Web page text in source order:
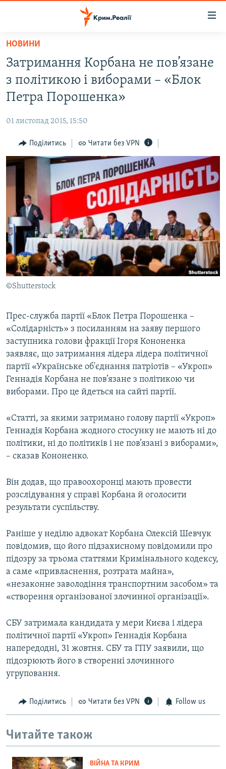
Перейти
основного
матеріалу
Перейти
до
основної
Перейти
до
пошуку
ВОДА.КРИМ
ВІДЕО ТА ФОТО
БЛОГИ
ПОГЛЯД
ІНТЕРВ'Ю
ВСЕ ЗА ДЕНЬ
СПЕЦПРОЕКТИ
ДЕПОРТАЦІЯ
ВІДЕОУРОКИ «ELIFBE»
СВІДЧЕННЯ ОКУПАЦІЇ
УКРАЇНСЬКА ПРОБЛЕМА КРИМУ
ІНФОГРАФІКА
ЯК ОБІЙТИ БЛОКУВАННЯ
Русский
Qırımtatar
ДОЛУЧАЙСЯ!
Усі сайти RFE/RL
НОВИНИ
Затримання Корбана не пов’язане
з політикою і виборами – «Блок
Петра Порошенка»
01 листопад 2015, 15:50
Поділитись Читати без VPN
©Shutterstock
Прес-служба партії «Блок Петра Порошенка –
«Солідарність» з посиланням на заяву першого
заступника голови фракції Ігоря Кононенка
заявляє, що затримання лідера лідера політичної
партії «Українське об'єднання патріотів – «Укроп»
Геннадія Корбана не пов’язане з політикою чи
виборами. Про це йдеться на сайті партії.
«Статті, за якими затримано голову партії «Укроп»
Геннадія Корбана жодного стосунку не мають ні до
політики, ні до політиків і не пов’язані з виборами»,
– сказав Кононенко.
Він додав, що правоохоронці мають провести
розслідування у справі Корбана й оголосити
результати суспільству.
Раніше у неділю адвокат Корбана Олексій Шевчук
повідомив, що його підзахисному повідомили про
підозру за трьома статтями Кримінального кодексу,
а саме «привласнення, розтрата майна»,
«незаконне заволодіння транспортним засобом» та
«створення організованої злочинної організації».
СБУ затримала кандидата у мери Києва і лідера
політичної партії «Укроп» Геннадія Корбана
напередодні, 31 жовтня. СБУ та ГПУ заявили, що
підозрюють його в створенні злочинного
угруповання.
Поділитись Читати без VPN Follow us
Читайте також
ВІЙНА ТА КРИМ